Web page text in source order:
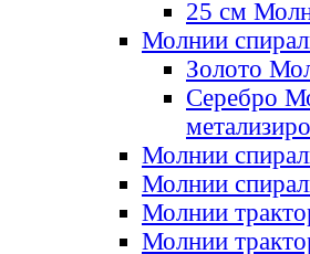
25 см
Молнии
Золото
Серебро
Молнии
Молнии
Молнии
Молнии